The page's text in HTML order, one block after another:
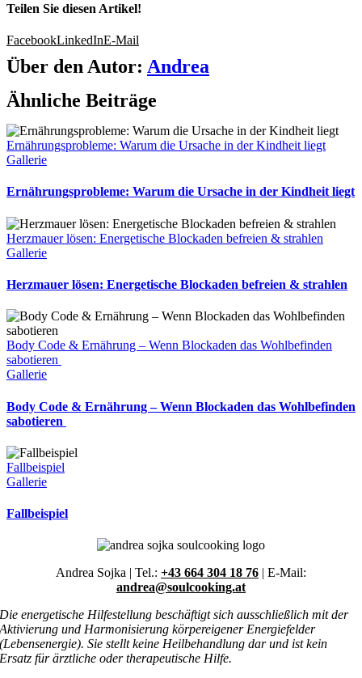
Teilen Sie diesen Artikel!
FacebookLinkedInE-Mail
Über den Autor: Andrea
Ähnliche Beiträge
Ernährungsprobleme: Warum die Ursache in der Kindheit liegt
Gallerie
Ernährungsprobleme: Warum die Ursache in der Kindheit liegt
Herzmauer lösen: Energetische Blockaden befreien & strahlen
Gallerie
Herzmauer lösen: Energetische Blockaden befreien & strahlen
Body Code & Ernährung – Wenn Blockaden das Wohlbefinden
sabotieren
Gallerie
Body Code & Ernährung – Wenn Blockaden das Wohlbefinden
sabotieren
Fallbeispiel
Gallerie
Fallbeispiel
Andrea Sojka | Tel.: +43 664 304 18 76 | E-Mail:
andrea@soulcooking.at
Die energetische Hilfestellung beschäftigt sich ausschließlich mit der
Aktivierung und Harmonisierung körpereigener Energiefelder
(Lebensenergie). Sie stellt keine Heilbehandlung dar und ist kein
Ersatz für ärztliche oder therapeutische Hilfe.